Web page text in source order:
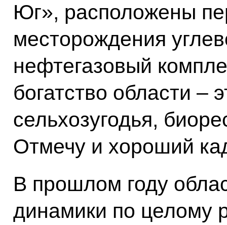
Юг», расположены
месторождения
нефтегазовый
богатство области –
сельхозугодья,
Отмечу и хороший
В прошлом году
динамики по целому